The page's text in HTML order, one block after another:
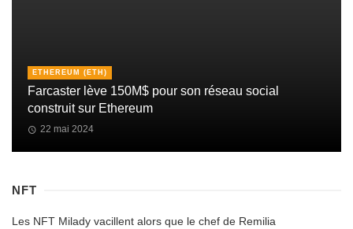
ETHEREUM (ETH)
Farcaster lève 150M$ pour son réseau social
construit sur Ethereum
22 mai 2024
NFT
Les NFT Milady vacillent alors que le chef de Remilia